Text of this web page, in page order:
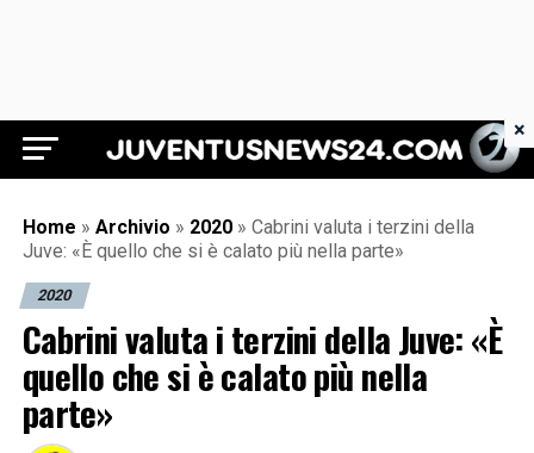
Juventus News 24
Home » Archivio » 2020 » Cabrini valuta i terzini della
Juve: «È quello che si è calato più nella parte»
2020
Cabrini valuta i terzini della Juve: «È
quello che si è calato più nella
parte»
×